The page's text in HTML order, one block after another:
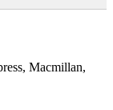
Macmillan,